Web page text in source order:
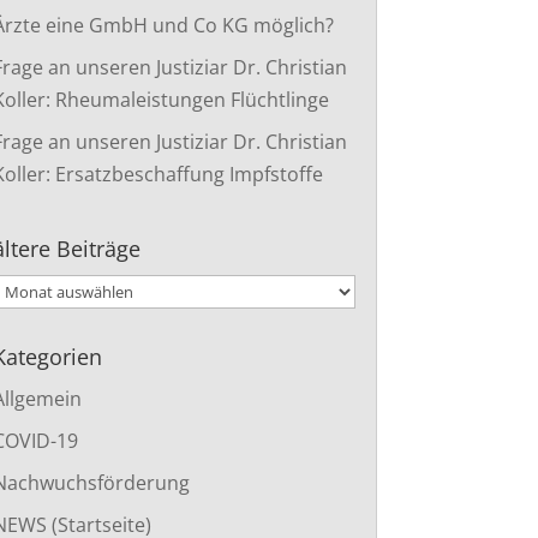
eine GmbH und Co KG möglich?
an unseren Justiziar Dr. Christian
Rheumaleistungen Flüchtlinge
an unseren Justiziar Dr. Christian
Ersatzbeschaffung Impfstoffe
Beiträge
19
(Startseite)